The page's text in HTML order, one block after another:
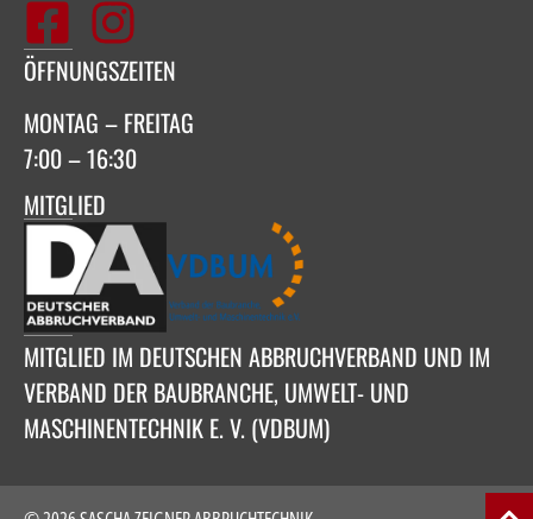
ÖFFNUNGSZEITEN
MONTAG – FREITAG
7:00 – 16:30
MITGLIED
MITGLIED IM DEUTSCHEN ABBRUCHVERBAND UND IM
VERBAND DER BAUBRANCHE, UMWELT- UND
MASCHINENTECHNIK E. V. (VDBUM)